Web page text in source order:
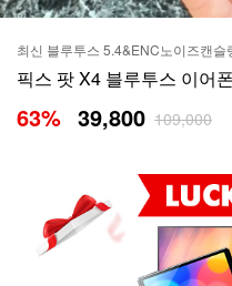
최신 블루투스 5.4&ENC노이즈캔슬
픽스 팟 X4 블루투스 이어
63% 39,800 109,000